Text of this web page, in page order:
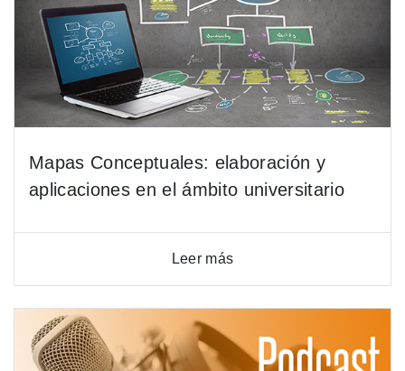
Mapas Conceptuales: elaboración y
aplicaciones en el ámbito universitario
Leer más